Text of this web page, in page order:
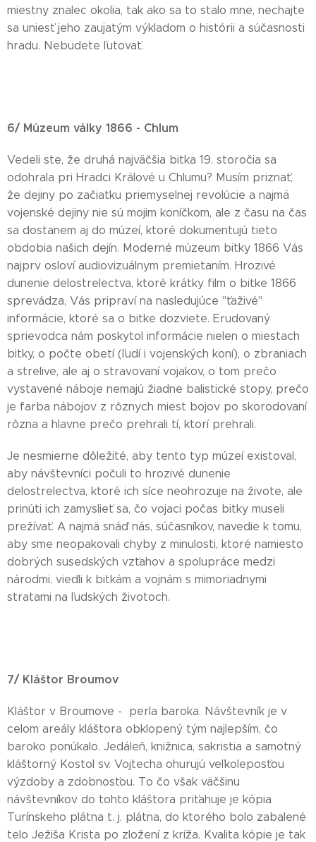
miestny znalec okolia, tak ako sa to stalo mne, nechajte
sa uniesť jeho zaujatým výkladom o histórii a súčasnosti
hradu. Nebudete ľutovať.
6/ Múzeum války 1866 - Chlum
Vedeli ste, že druhá najväčšia bitka 19. storočia sa
odohrala pri Hradci Králové u Chlumu? Musím priznať,
že dejiny po začiatku priemyselnej revolúcie a najmä
vojenské dejiny nie sú mojim koníčkom, ale z času na čas
sa dostanem aj do múzeí, ktoré dokumentujú tieto
obdobia našich dejín. Moderné múzeum bitky 1866 Vás
najprv osloví audiovizuálnym premietaním. Hrozivé
dunenie delostrelectva, ktoré krátky film o bitke 1866
sprevádza, Vás pripraví na nasledujúce "ťaživé"
informácie, ktoré sa o bitke dozviete. Erudovaný
sprievodca nám poskytol informácie nielen o miestach
bitky, o počte obetí (ľudí i vojenských koní), o zbraniach
a strelive, ale aj o stravovaní vojakov, o tom prečo
vystavené náboje nemajú žiadne balistické stopy, prečo
je farba nábojov z rôznych miest bojov po skorodovaní
rôzna a hlavne prečo prehrali tí, ktorí prehrali.
Je nesmierne dôležité, aby tento typ múzeí existoval,
aby návštevníci počuli to hrozivé dunenie
delostrelectva, ktoré ich síce neohrozuje na živote, ale
prinúti ich zamyslieť sa, čo vojaci počas bitky museli
prežívať. A najmä snáď nás, súčasníkov, navedie k tomu,
aby sme neopakovali chyby z minulosti, ktoré namiesto
dobrých susedských vzťahov a spolupráce medzi
národmi, viedli k bitkám a vojnám s mimoriadnymi
stratami na ľudských životoch.
7/ Kláštor Broumov
Kláštor v Broumove - perla baroka. Návštevník je v
celom areály kláštora obklopený tým najlepším, čo
baroko ponúkalo. Jedáleň, knižnica, sakristia a samotný
kláštorný Kostol sv. Vojtecha ohurujú veľkoleposťou
výzdoby a zdobnosťou. To čo však väčšinu
návštevníkov do tohto kláštora priťahuje je kópia
Turínskeho plátna t. j. plátna, do ktorého bolo zabalené
telo Ježiša Krista po zložení z kríža. Kvalita kópie je tak